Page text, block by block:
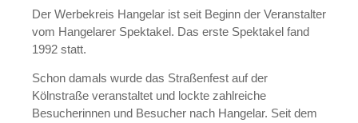
Der Werbekreis Hangelar ist seit Beginn der Veranstalter
vom Hangelarer Spektakel. Das erste Spektakel fand
1992 statt.
Schon damals wurde das Straßenfest auf der
Kölnstraße veranstaltet und lockte zahlreiche
Besucherinnen und Besucher nach Hangelar. Seit dem